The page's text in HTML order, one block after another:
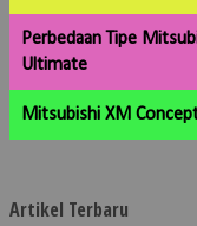
Perbedaan Tipe
Ultimate
Mitsubishi XM
Artikel Terbaru